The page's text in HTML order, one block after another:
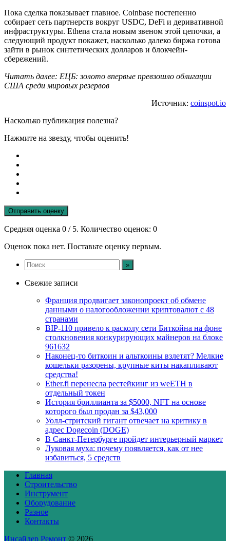
Пока сделка показывает главное. Coinbase постепенно
собирает сеть партнерств вокруг USDC, DeFi и деривативной
инфраструктуры. Ethena стала новым звеном этой цепочки, а
следующий продукт покажет, насколько далеко биржа готова
зайти в рынок синтетических долларов и блокчейн-
сбережений.
Читать далее: ЕЦБ: золото впервые превзошло облигации
США среди мировых резервов
Источник: coinspot.io
Насколько публикация полезна?
Нажмите на звезду, чтобы оценить!
Отправить оценку
Средняя оценка 0 / 5. Количество оценок: 0
Оценок пока нет. Поставьте оценку первым.
Свежие записи
Франция продвигает законопроект об обмене
данными о налогообложении криптовалют с 48
странами
BIP-110 привело к расколу сети Биткойна на фоне
столкновения конкурирующих майнеров на блоке
961632
Наконец-то биткоин и альткоины взлетят? Мелкие
кошельки разорены, крупные киты накапливают
средства!
Ether.fi перенесла рестейкинг из weETH в
отдельный токен
История бриллианта за $5000, NFT на основе
которого был продан за $43,000
Уолл-стритский гигант отвечает на критику в
адрес Dogecoin (DOGE)
В Санкт-Петербурге пройдет интерьерный маркет
Луковая муха: почему появляется, как от нее
избавиться, 5 средств
Главная
Строительство
Инструмент
Оборудование
Разное
Контакты
Инсайдер Ремонт © 2026